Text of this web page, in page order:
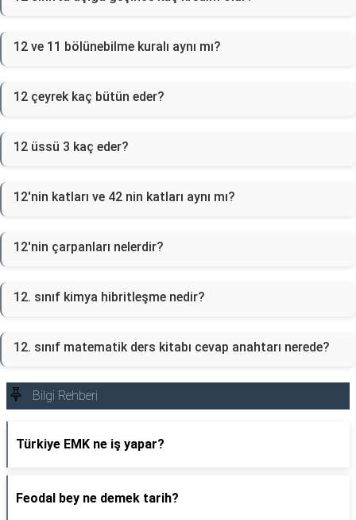
12 ve 11 bölünebilme kuralı aynı mı?
12 çeyrek kaç bütün eder?
12 üssü 3 kaç eder?
12'nin katları ve 42 nin katları aynı mı?
12'nin çarpanları nelerdir?
12. sınıf kimya hibritleşme nedir?
12. sınıf matematik ders kitabı cevap anahtarı nerede?
Bilgi Rehberi
Türkiye EMK ne iş yapar?
Feodal bey ne demek tarih?